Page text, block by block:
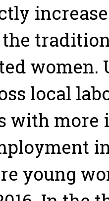
women.
local
with more
young